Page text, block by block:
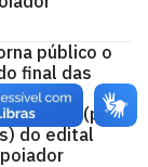
público o
final das
(pós
do edital